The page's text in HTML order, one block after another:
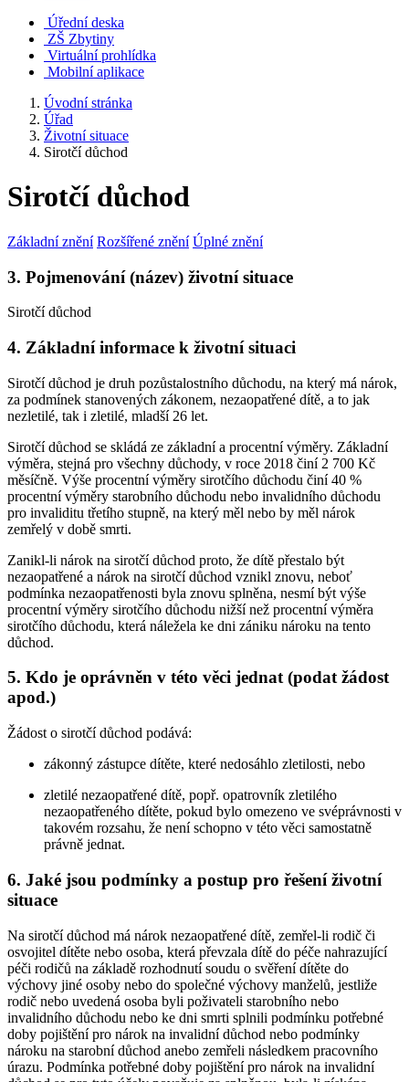
Úřední deska
ZŠ Zbytiny
Virtuální prohlídka
Mobilní aplikace
Úvodní stránka
Úřad
Životní situace
Sirotčí důchod
Sirotčí důchod
Základní znění Rozšířené znění Úplné znění
3. Pojmenování (název) životní situace
Sirotčí důchod
4. Základní informace k životní situaci
Sirotčí důchod je druh pozůstalostního důchodu, na který má nárok,
za podmínek stanovených zákonem, nezaopatřené dítě, a to jak
nezletilé, tak i zletilé, mladší 26 let.
Sirotčí důchod se skládá ze základní a procentní výměry. Základní
výměra, stejná pro všechny důchody, v roce 2018 činí 2 700 Kč
měsíčně. Výše procentní výměry sirotčího důchodu činí 40 %
procentní výměry starobního důchodu nebo invalidního důchodu
pro invaliditu třetího stupně, na který měl nebo by měl nárok
zemřelý v době smrti.
Zanikl-li nárok na sirotčí důchod proto, že dítě přestalo být
nezaopatřené a nárok na sirotčí důchod vznikl znovu, neboť
podmínka nezaopatřenosti byla znovu splněna, nesmí být výše
procentní výměry sirotčího důchodu nižší než procentní výměra
sirotčího důchodu, která náležela ke dni zániku nároku na tento
důchod.
5. Kdo je oprávněn v této věci jednat (podat žádost
apod.)
Žádost o sirotčí důchod podává:
zákonný zástupce dítěte, které nedosáhlo zletilosti, nebo
zletilé nezaopatřené dítě, popř. opatrovník zletilého
nezaopatřeného dítěte, pokud bylo omezeno ve svéprávnosti v
takovém rozsahu, že není schopno v této věci samostatně
právně jednat.
6. Jaké jsou podmínky a postup pro řešení životní
situace
Na sirotčí důchod má nárok nezaopatřené dítě, zemřel-li rodič či
osvojitel dítěte nebo osoba, která převzala dítě do péče nahrazující
péči rodičů na základě rozhodnutí soudu o svěření dítěte do
výchovy jiné osoby nebo do společné výchovy manželů, jestliže
rodič nebo uvedená osoba byli poživateli starobního nebo
invalidního důchodu nebo ke dni smrti splnili podmínku potřebné
doby pojištění pro nárok na invalidní důchod nebo podmínky
nároku na starobní důchod anebo zemřeli následkem pracovního
úrazu. Podmínka potřebné doby pojištění pro nárok na invalidní